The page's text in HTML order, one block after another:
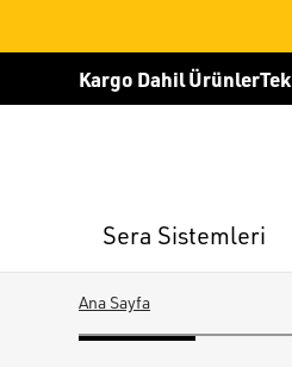
Kargo Dahil Ürünler
Sera Sistemleri
Ana Sayfa